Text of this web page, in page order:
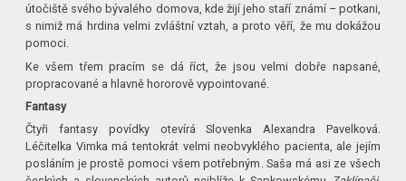
útočiště svého bývalého domova, kde žijí jeho staří známí – potkani,
s nimiž má hrdina velmi zvláštní vztah, a proto věří, že mu dokážou
pomoci.
Ke všem třem pracím se dá říct, že jsou velmi dobře napsané,
propracované a hlavně hororově vypointované.
Fantasy
Čtyři fantasy povídky otevírá Slovenka Alexandra Pavelková.
Léčitelka Vimka má tentokrát velmi neobvyklého pacienta, ale jejím
posláním je prostě pomoci všem potřebným. Saša má asi ze všech